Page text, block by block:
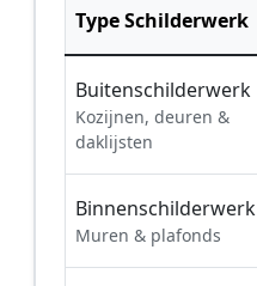
Type Schilderwerk
Buitenschilderwerk
Kozijnen, deuren &
daklijsten
Binnenschilderwerk
Muren & plafonds